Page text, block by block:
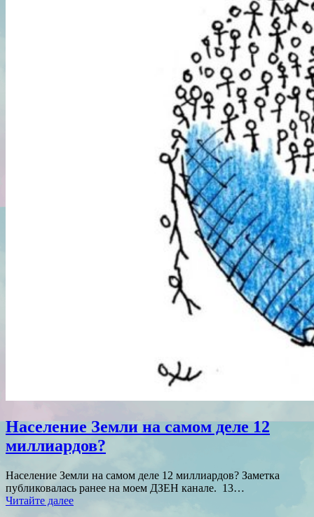
Население Земли на самом деле 12
миллиардов?
Население Земли на самом деле 12 миллиардов? Заметка
публиковалась ранее на моем ДЗЕН канале. 13…
Читайте далее